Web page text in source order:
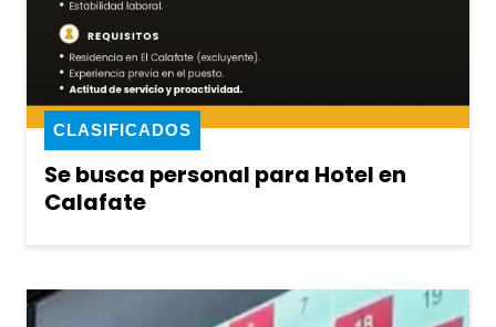
Se busca personal para Hotel en
Calafate
CLASIFICADOS